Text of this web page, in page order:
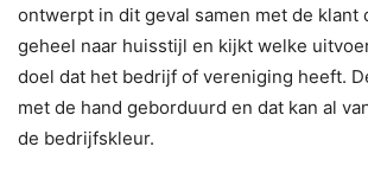
ontwerpt in dit geval samen met de klant
geheel naar huisstijl en kijkt welke
doel dat het bedrijf of vereniging heeft.
met de hand geborduurd en dat kan al
de bedrijfskleur.